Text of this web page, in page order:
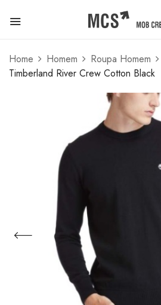
Home Homem Roupa Homem
Timberland River Crew Cotton Black